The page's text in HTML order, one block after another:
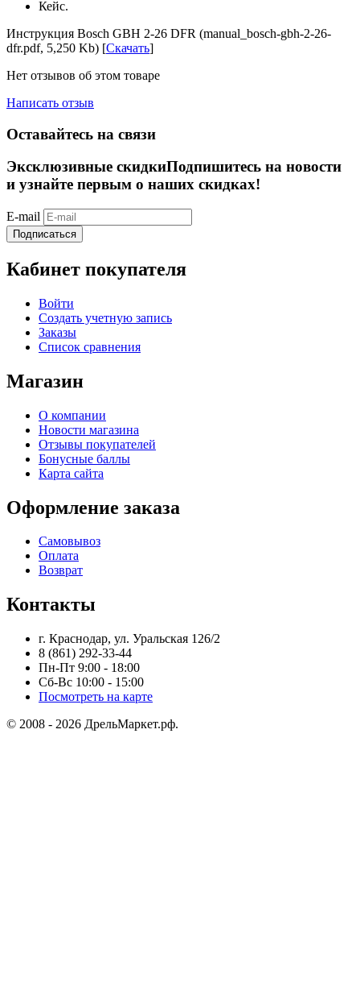
Кейс.
Инструкция Bosch GBH 2-26 DFR (manual_bosch-gbh-2-26-
dfr.pdf, 5,250 Kb) [Скачать]
Нет отзывов об этом товаре
Написать отзыв
Оставайтесь на связи
Эксклюзивные скидкиПодпишитесь на новости
и узнайте первым о наших скидках!
E-mail
Подписаться
Кабинет покупателя
Войти
Создать учетную запись
Заказы
Список сравнения
Магазин
О компании
Новости магазина
Отзывы покупателей
Бонусные баллы
Карта сайта
Оформление заказа
Самовывоз
Оплата
Возврат
Контакты
г. Краснодар, ул. Уральская 126/2
8 (861) 292-33-44
Пн-Пт 9:00 - 18:00
Сб-Вс 10:00 - 15:00
Посмотреть на карте
© 2008 - 2026 ДрельМаркет.рф.